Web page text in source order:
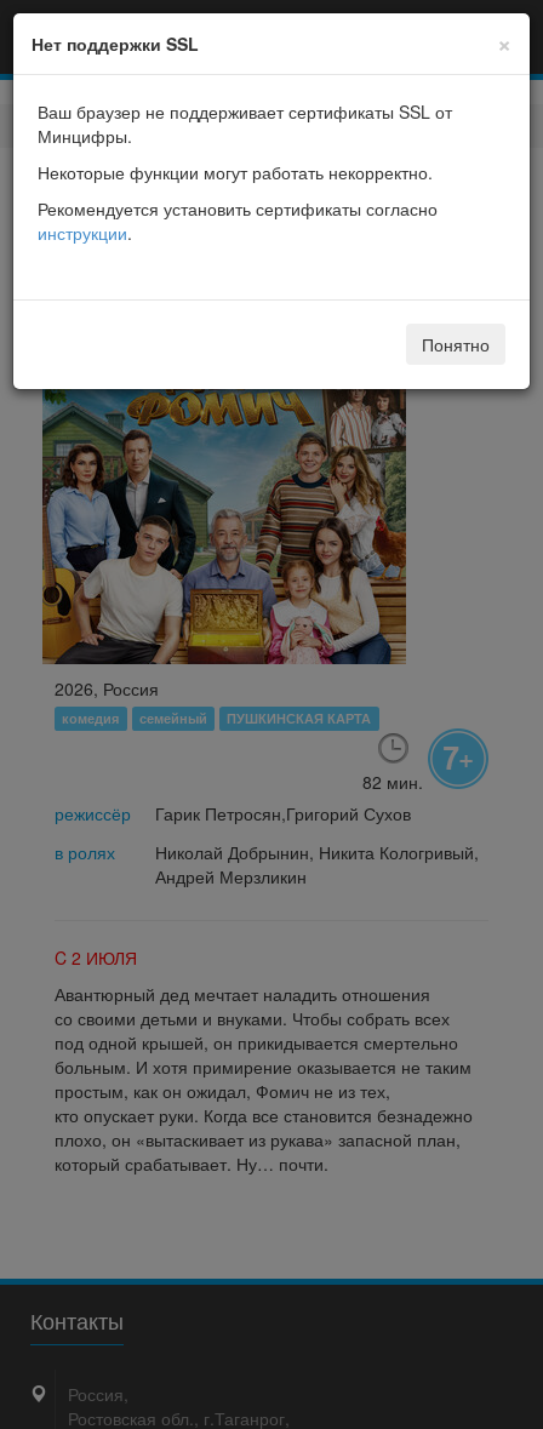
Фильмы> Дед Фомич
Дед Фомич
Дед Фомич
2026, Россия
комедия семейный ПУШКИНСКАЯ КАРТА
82 мин.
режиссёр
Гарик Петросян,Григорий Сухов
в ролях
Николай Добрынин, Никита Кологривый,
Андрей Мерзликин
C 2 ИЮЛЯ
Авантюрный дед мечтает наладить отношения
со своими детьми и внуками. Чтобы собрать всех
под одной крышей, он прикидывается смертельно
больным. И хотя примирение оказывается не таким
простым, как он ожидал, Фомич не из тех,
кто опускает руки. Когда все становится безнадежно
плохо, он «вытаскивает из рукава» запасной план,
который срабатывает. Ну… почти.
Контакты
Россия,
Ростовская обл., г.Таганрог,
Нет поддержки SSL ×
Ваш браузер не поддерживает сертификаты SSL от
Минцифры.
Некоторые функции могут работать некорректно.
Рекомендуется установить сертификаты согласно
инструкции.
Понятно